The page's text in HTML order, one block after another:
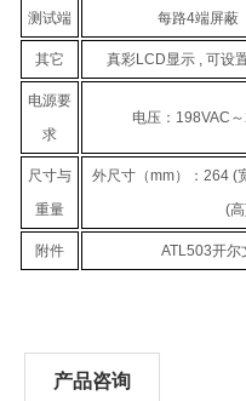
测试端 每路4端屏蔽
其它 真彩LCD显示 , 可设
电源要
求
电压：198VAC
尺寸与
重量
外尺寸（mm）：264 (
(
附件 ATL503开尔
产品咨询